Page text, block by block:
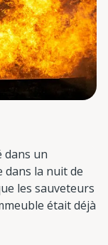
dans un
la nuit de
les sauveteurs
était déjà